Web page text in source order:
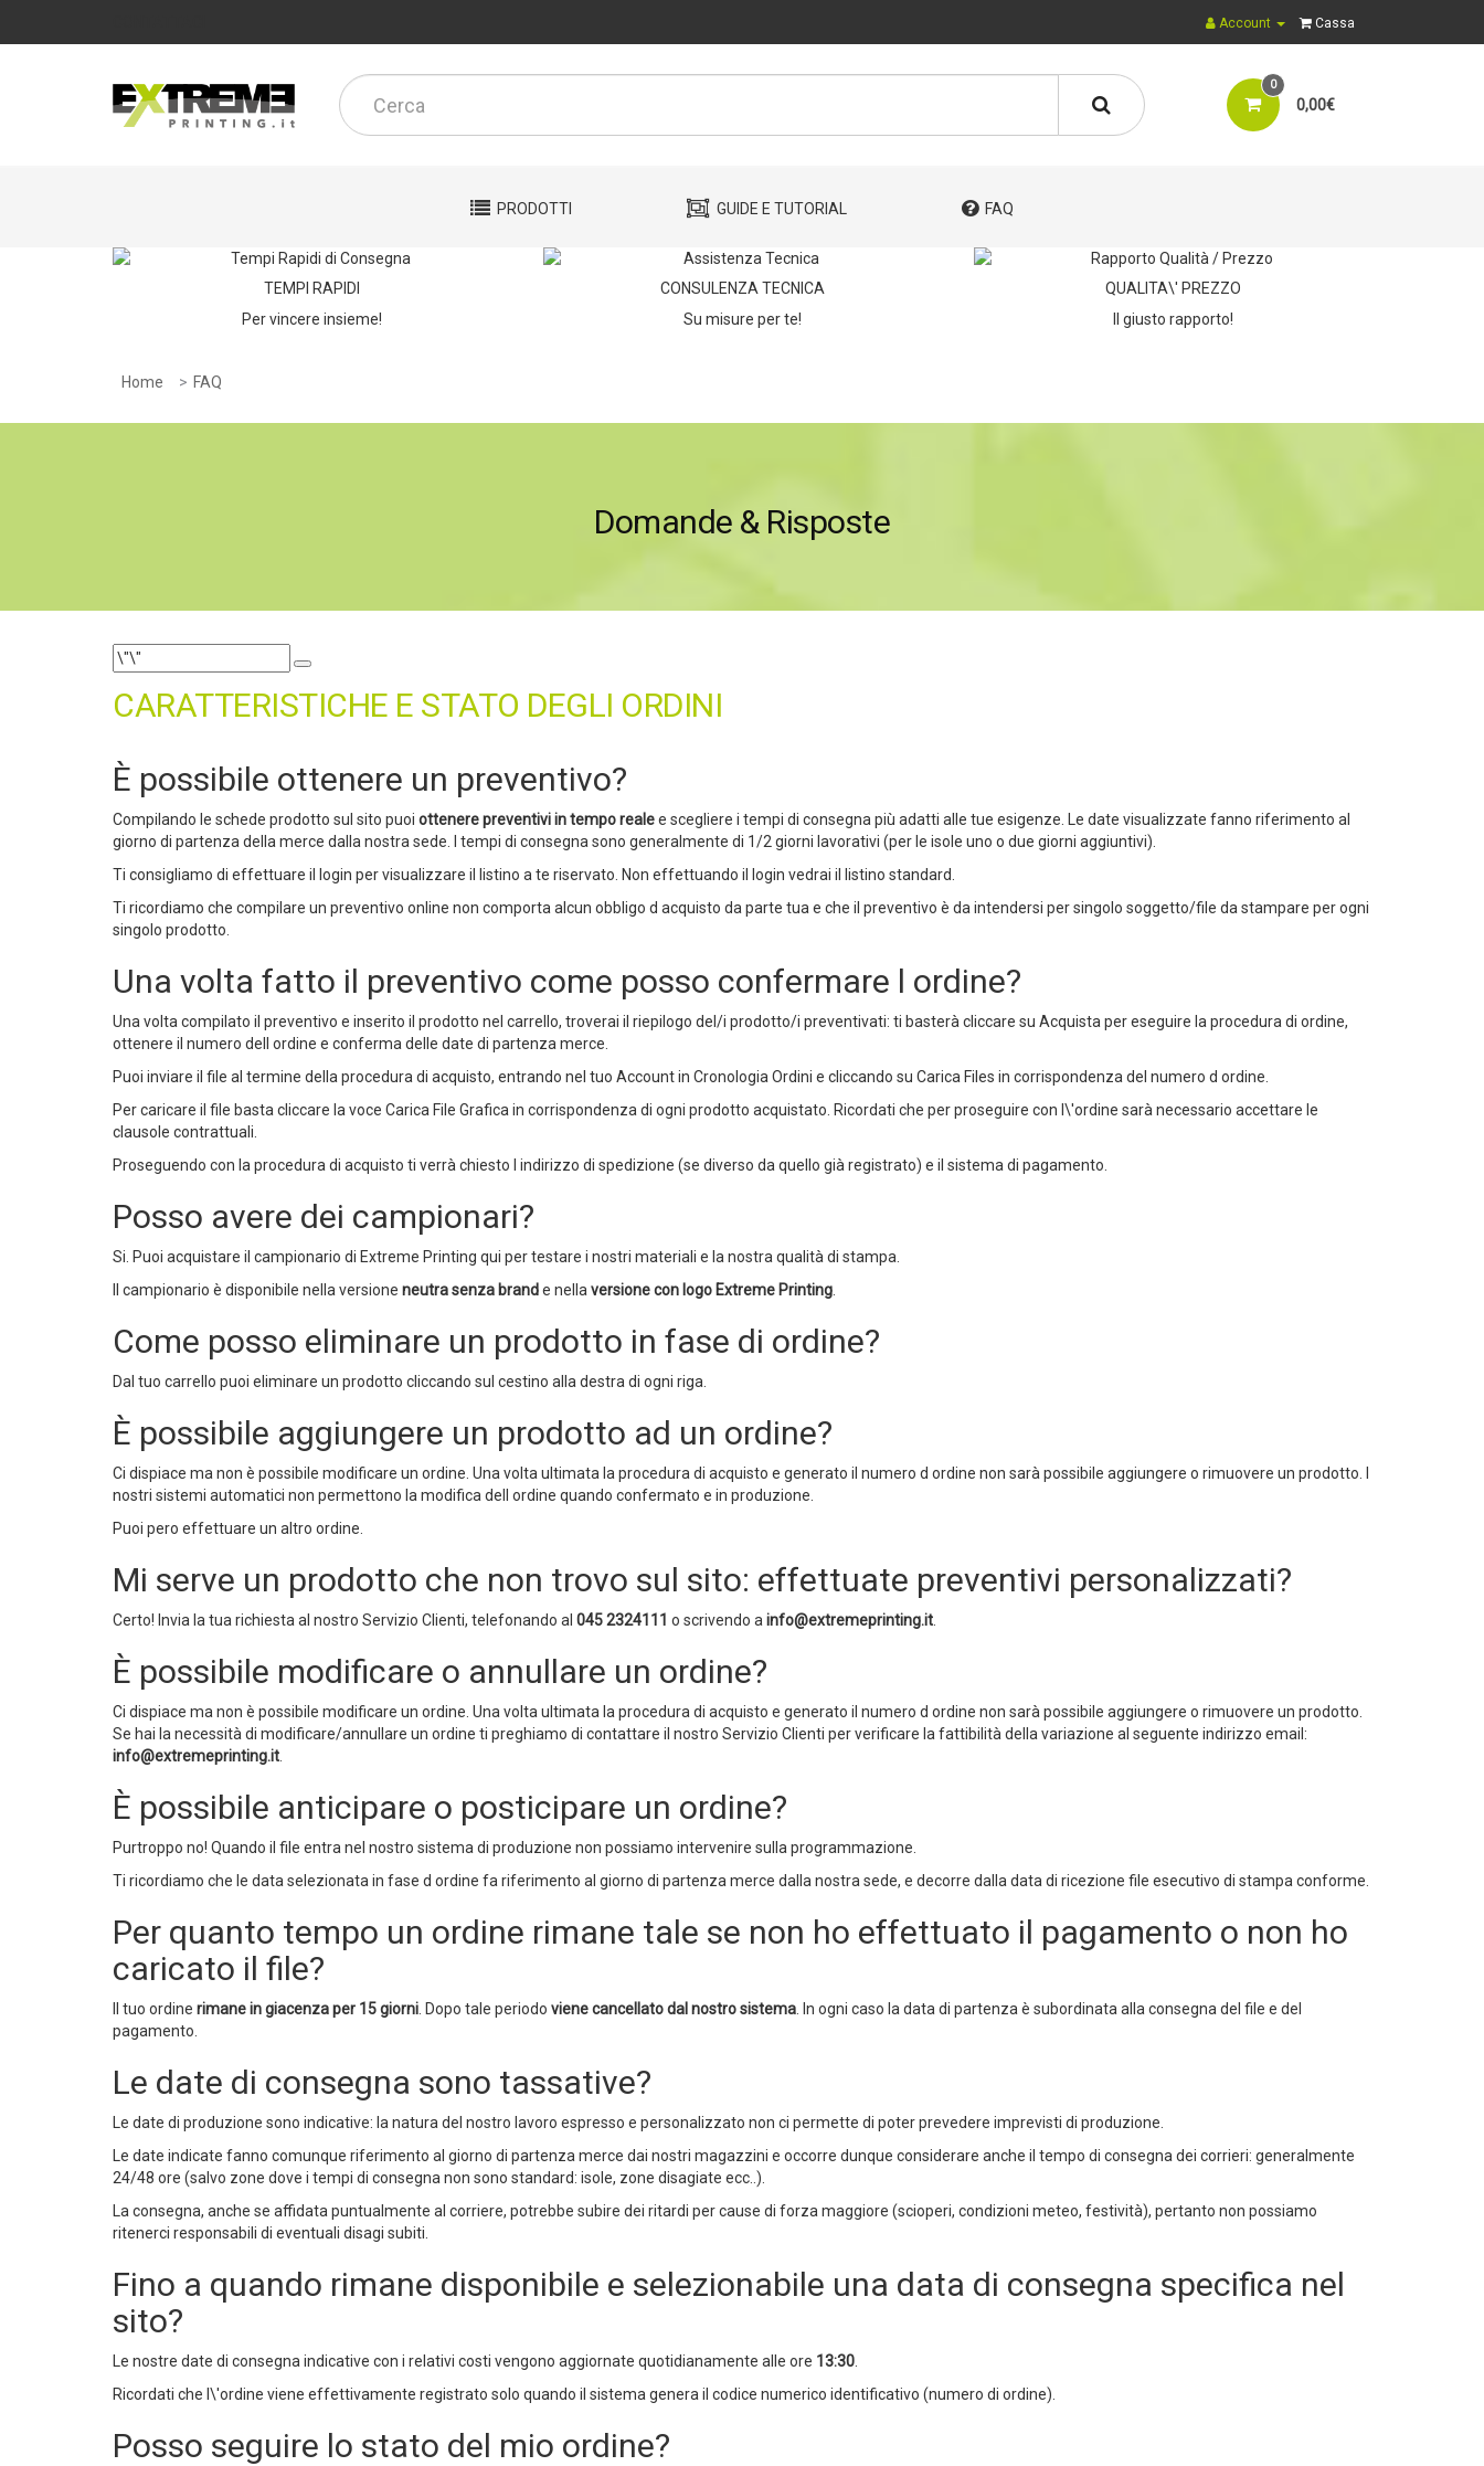
Account Cassa
0
0,00€
PRODOTTI GUIDE E TUTORIAL FAQ
TEMPI RAPIDI
Per vincere insieme!
CONSULENZA TECNICA
Su misure per te!
QUALITA\' PREZZO
Il giusto rapporto!
Home FAQ
Domande & Risposte
CARATTERISTICHE E STATO DEGLI ORDINI
È possibile ottenere un preventivo?
Compilando le schede prodotto sul sito puoi ottenere preventivi in tempo realee scegliere i tempi di consegna più adatti alle tue esigenze. Le date visualizzate fanno riferimento al
giorno di partenza della merce dalla nostra sede. I tempi di consegna sono generalmente di 1/2 giorni lavorativi (per le isole uno o due giorni aggiuntivi).
Ti consigliamo di effettuare il login per visualizzare il listino a te riservato. Non effettuando il login vedrai il listino standard.
Ti ricordiamo che compilare un preventivo online non comporta alcun obbligo d acquisto da parte tua e che il preventivo è da intendersi per singolo soggetto/file da stampare per ogni
singolo prodotto.
Una volta fatto il preventivo come posso confermare l ordine?
Una volta compilato il preventivo e inserito il prodotto nel carrello, troverai il riepilogo del/i prodotto/i preventivati: ti basterà cliccare su Acquista per eseguire la procedura di ordine,
ottenere il numero dell ordine e conferma delle date di partenza merce.
Puoi inviare il file al termine della procedura di acquisto, entrando nel tuo Account in Cronologia Ordini e cliccando su Carica Files in corrispondenza del numero d ordine.
Per caricare il file basta cliccare la voce Carica File Grafica in corrispondenza di ogni prodotto acquistato. Ricordati che per proseguire con l\'ordine sarà necessario accettare le
clausole contrattuali.
Proseguendo con la procedura di acquisto ti verrà chiesto l indirizzo di spedizione (se diverso da quello già registrato) e il sistema di pagamento.
Posso avere dei campionari?
Si. Puoi acquistare il campionario di Extreme Printing qui per testare i nostri materiali e la nostra qualità di stampa.
Il campionario è disponibile nella versione neutra senza brande nella versione con logo Extreme Printing
Come posso eliminare un prodotto in fase di ordine?
Dal tuo carrello puoi eliminare un prodotto cliccando sul cestino alla destra di ogni riga.
È possibile aggiungere un prodotto ad un ordine?
Ci dispiace ma non è possibile modificare un ordine. Una volta ultimata la procedura di acquisto e generato il numero d ordine non sarà possibile aggiungere o rimuovere un prodotto. I
nostri sistemi automatici non permettono la modifica dell ordine quando confermato e in produzione.
Puoi pero effettuare un altro ordine.
Mi serve un prodotto che non trovo sul sito: effettuate preventivi personalizzati?
Certo! Invia la tua richiesta al nostro Servizio Clienti, telefonando al 045 2324111 o scrivendo a info@extremeprinting.it
È possibile modificare o annullare un ordine?
Ci dispiace ma non è possibile modificare un ordine. Una volta ultimata la procedura di acquisto e generato il numero d ordine non sarà possibile aggiungere o rimuovere un prodotto.
Se hai la necessità di modificare/annullare un ordine ti preghiamo di contattare il nostro Servizio Clienti per verificare la fattibilità della variazione al seguente indirizzo email:
info@extremeprinting.it
È possibile anticipare o posticipare un ordine?
Purtroppo no! Quando il file entra nel nostro sistema di produzione non possiamo intervenire sulla programmazione.
Ti ricordiamo che le data selezionata in fase d ordine fa riferimento al giorno di partenza merce dalla nostra sede, e decorre dalla data di ricezione file esecutivo di stampa conforme.
Per quanto tempo un ordine rimane tale se non ho effettuato il pagamento o non ho
caricato il file?
Il tuo ordine rimane in giacenza per 15 giorni . Dopo tale periodo viene cancellato dal nostro sistema . In ogni caso la data di partenza è subordinata alla consegna del file e del
pagamento.
Le date di consegna sono tassative?
Le date di produzione sono indicative: la natura del nostro lavoro espresso e personalizzato non ci permette di poter prevedere imprevisti di produzione.
Le date indicate fanno comunque riferimento al giorno di partenza merce dai nostri magazzini e occorre dunque considerare anche il tempo di consegna dei corrieri: generalmente
24/48 ore (salvo zone dove i tempi di consegna non sono standard: isole, zone disagiate ecc..).
La consegna, anche se affidata puntualmente al corriere, potrebbe subire dei ritardi per cause di forza maggiore (scioperi, condizioni meteo, festività), pertanto non possiamo
ritenerci responsabili di eventuali disagi subiti.
Fino a quando rimane disponibile e selezionabile una data di consegna specifica nel
sito?
Le nostre date di consegna indicative con i relativi costi vengono aggiornate quotidianamente alle ore 13:30
Ricordati che l\'ordine viene effettivamente registrato solo quando il sistema genera il codice numerico identificativo (numero di ordine).
Posso seguire lo stato del mio ordine?